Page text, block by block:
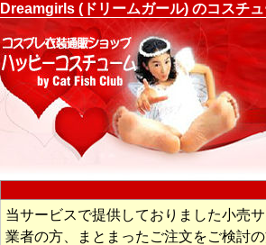
Dreamgirls (ドリームガール) のコスチ
当サービスで提供しておりました小売
業者の方、まとまったご注文をご検討の